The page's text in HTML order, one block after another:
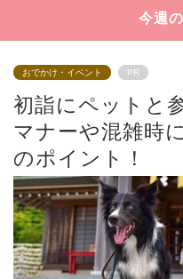
今週
おでかけ・イベント PR
初詣にペットと
マナーや混雑時
のポイント！